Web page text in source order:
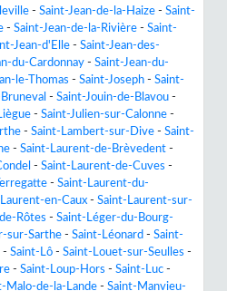
- Saint-Jean-de-la-Haize - Saint-
- Saint-Jean-de-la-Rivière - Saint-
Jean-d'Elle - Saint-Jean-des-
du-Cardonnay - Saint-Jean-du-
le-Thomas - Saint-Joseph - Saint-
- Saint-Jouin-de-Blavou -
- Saint-Julien-sur-Calonne -
- Saint-Lambert-sur-Dive - Saint-
- Saint-Laurent-de-Brèvedent -
- Saint-Laurent-de-Cuves -
- Saint-Laurent-du-
en-Caux - Saint-Laurent-sur-
Rôtes - Saint-Léger-du-Bourg-
sur-Sarthe - Saint-Léonard - Saint-
- Saint-Lô - Saint-Louet-sur-Seulles -
- Saint-Loup-Hors - Saint-Luc -
Malo-de-la-Lande - Saint-Manvieu-